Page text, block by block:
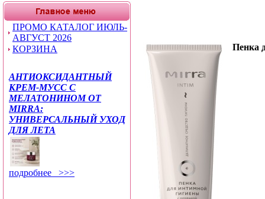
ПРОМО КАТАЛОГ ИЮЛЬ-
АВГУСТ 2026
КОРЗИНА
АНТИОКСИДАНТНЫЙ
КРЕМ-МУСС С
МЕЛАТОНИНОМ ОТ
MIRRA:
УНИВЕРСАЛЬНЫЙ УХОД
ДЛЯ ЛЕТА
подробнее >>>
Пенка